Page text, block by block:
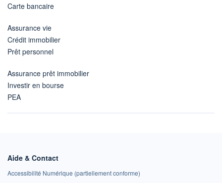
Carte bancaire
Assurance vie
Crédit immobilier
Prêt personnel
Assurance prêt immobilier
Investir en bourse
PEA
Aide & Contact
Accessibilité Numérique (partiellement conforme)